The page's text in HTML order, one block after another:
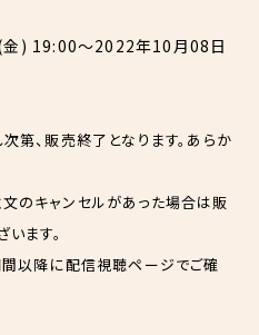
) 19:00～2022年10月08日
、販売終了となります。あらか
のキャンセルがあった場合は販
ます。
以降に配信視聴ページでご確